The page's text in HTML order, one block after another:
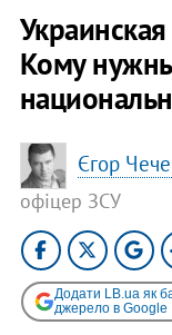
Кому
Єгор
офіцер ЗСУ
Додати LB.ua як
джерело в Google